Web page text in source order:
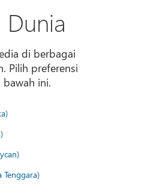
Dunia
di berbagai
Pilih preferensi
ini.
Tenggara)